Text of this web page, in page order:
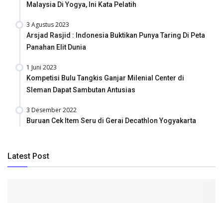
Malaysia Di Yogya, Ini Kata Pelatih
3 Agustus 2023
Arsjad Rasjid : Indonesia Buktikan Punya Taring Di Peta
Panahan Elit Dunia
1 Juni 2023
Kompetisi Bulu Tangkis Ganjar Milenial Center di
Sleman Dapat Sambutan Antusias
3 Desember 2022
Buruan Cek Item Seru di Gerai Decathlon Yogyakarta
Latest Post